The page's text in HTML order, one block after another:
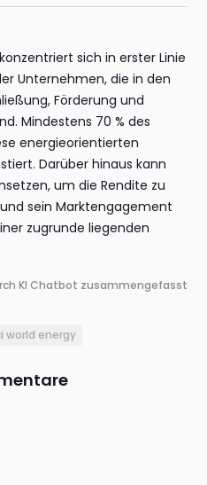
sich in erster Linie
Unternehmen, die in den
Förderung und
Mindestens 70 % des
energieorientierten
Darüber hinaus kann
um die Rendite zu
sein Marktengagement
zugrunde liegenden
KI Chatbot zusammengefasst
world energy